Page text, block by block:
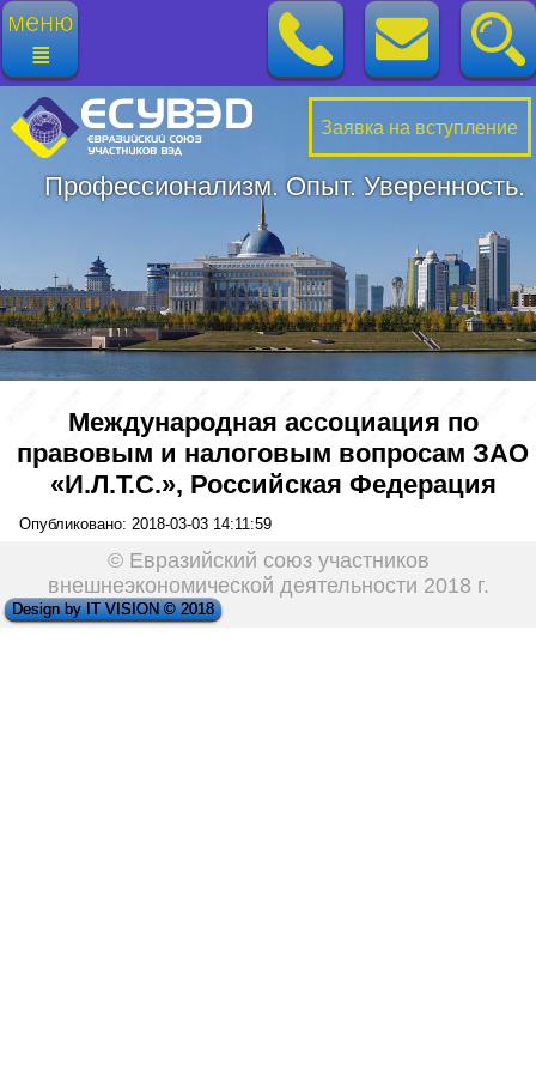
меню
≣
Профессионализм. Опыт. Уверенность.
Заявка на вступление
Международная ассоциация по
правовым и налоговым вопросам ЗАО
«И.Л.Т.С.», Российская Федерация
Опубликовано: 2018-03-03 14:11:59
© Евразийский союз участников
внешнеэкономической деятельности 2018 г.
Design by IT VISION © 2018